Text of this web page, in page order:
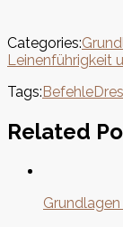
Categories:
Leinenführigkeit
Tags:Befehle
Related